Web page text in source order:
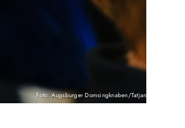
Foto: Augsburger Domsingknaben/Tatjana Voigt